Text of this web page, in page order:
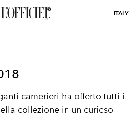
ITALY
camerieri ha offerto tutti i
collezione in un curioso